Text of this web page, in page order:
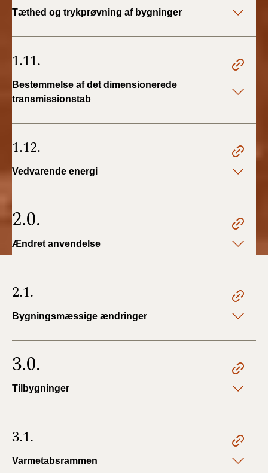
Tæthed og trykprøvning af bygninger
1.11.
Bestemmelse af det dimensionerede
transmissionstab
1.12.
Vedvarende energi
2.0.
Ændret anvendelse
2.1.
Bygningsmæssige ændringer
3.0.
Tilbygninger
3.1.
Varmetabsrammen